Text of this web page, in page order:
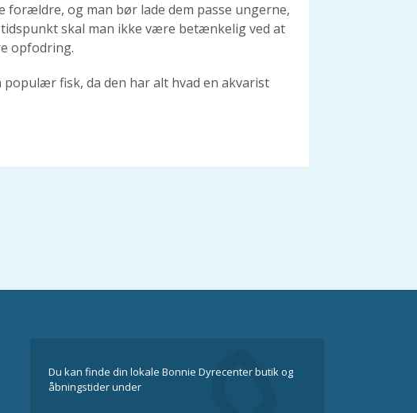
forældre, og man bør lade dem passe ungerne,
skal man ikke være betænkelig ved at
opfodring.
fisk, da den har alt hvad en akvarist
Du kan finde din lokale Bonnie Dyrecenter butik og
åbningstider under